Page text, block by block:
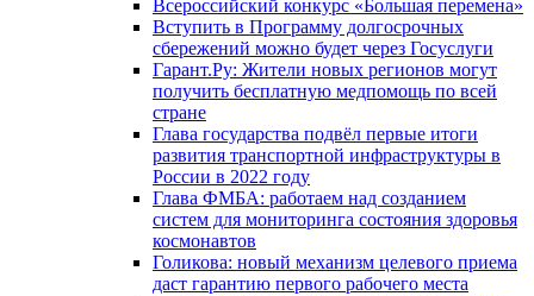
Всероссийский конкурс «Большая перемена»
Вступить в Программу долгосрочных
сбережений можно будет через Госуслуги
Гарант.Ру: Жители новых регионов могут
получить бесплатную медпомощь по всей
стране
Глава государства подвёл первые итоги
развития транспортной инфраструктуры в
России в 2022 году
Глава ФМБА: работаем над созданием
систем для мониторинга состояния здоровья
космонавтов
Голикова: новый механизм целевого приема
даст гарантию первого рабочего места